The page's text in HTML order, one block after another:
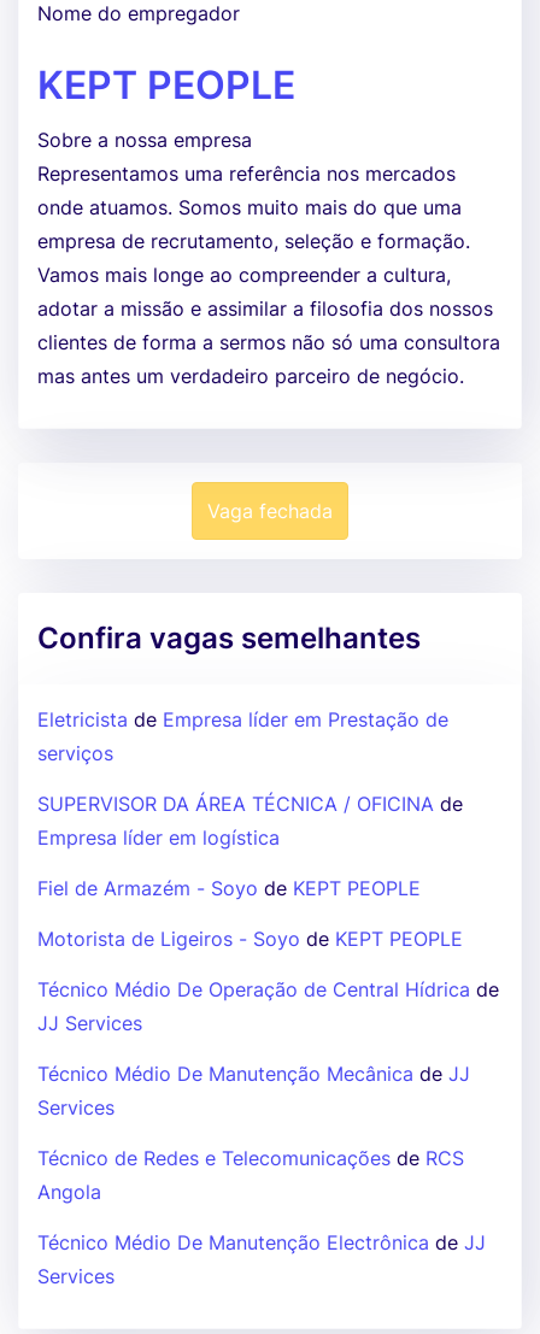
Nome do empregador
KEPT PEOPLE
Sobre a nossa empresa
Representamos uma referência nos mercados
onde atuamos. Somos muito mais do que uma
empresa de recrutamento, seleção e formação.
Vamos mais longe ao compreender a cultura,
adotar a missão e assimilar a filosofia dos nossos
clientes de forma a sermos não só uma consultora
mas antes um verdadeiro parceiro de negócio.
Vaga fechada
Confira vagas semelhantes
Eletricista de Empresa líder em Prestação de
serviços
SUPERVISOR DA ÁREA TÉCNICA / OFICINA de
Empresa líder em logística
Fiel de Armazém - Soyo de KEPT PEOPLE
Motorista de Ligeiros - Soyo de KEPT PEOPLE
Técnico Médio De Operação de Central Hídrica de
JJ Services
Técnico Médio De Manutenção Mecânica de JJ
Services
Técnico de Redes e Telecomunicações de RCS
Angola
Técnico Médio De Manutenção Electrônica de JJ
Services